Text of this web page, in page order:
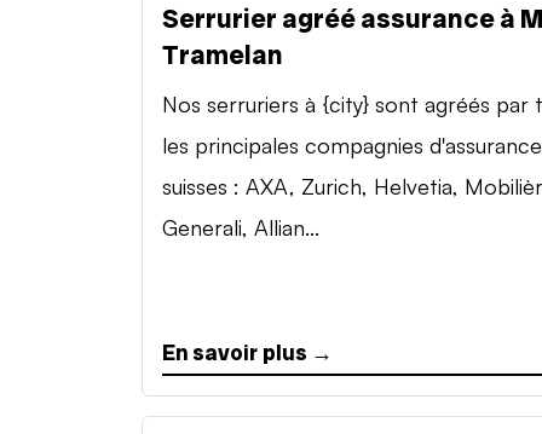
Serrurier agréé assurance à
Tramelan
Nos serruriers à {city} sont agréés par
les principales compagnies d'assurance
suisses : AXA, Zurich, Helvetia,
Generali, Allian...
En savoir plus →